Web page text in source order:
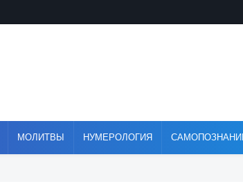
МОЛИТВЫ НУМЕРОЛОГИЯ